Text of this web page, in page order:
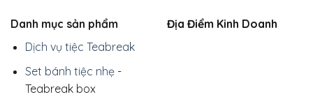
Danh mục sản phẩm
Dịch vụ tiệc Teabreak
Set bánh tiệc nhẹ-
Teabreak box
Địa Điểm Kinh Doanh